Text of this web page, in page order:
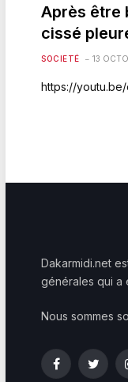
Après être
cissé
SOCIETÉ 13
https://
Dakarmidi.net
générales qui a
Nous sommes
FacebookTwitter